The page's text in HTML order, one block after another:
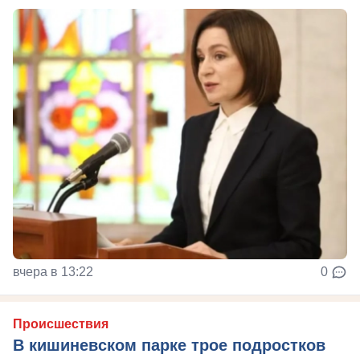
вчера в 13:22 0
Происшествия
В кишиневском парке трое подростков